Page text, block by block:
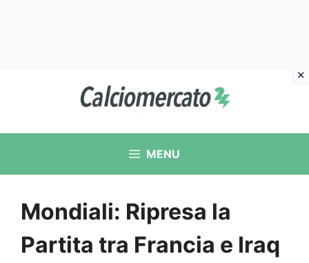
contenuto
MENU
Mondiali: Ripresa la
Partita tra Francia e Iraq